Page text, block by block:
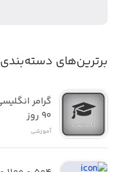
- ته چین
- ماکارونی و پاستا
- ساندویچ
برترین‌های دسته‌بندی
٩٠ روز
آموزشی